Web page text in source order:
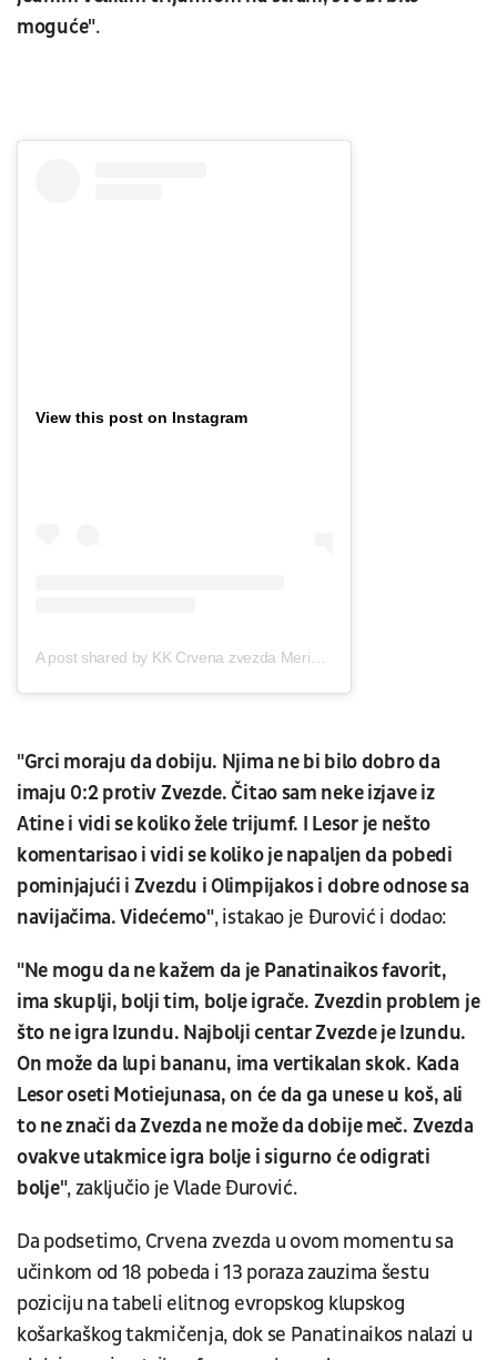
moguće".
View this post on Instagram
"Grci moraju da dobiju. Njima ne bi bilo dobro da
imaju 0:2 protiv Zvezde. Čitao sam neke izjave iz
Atine i vidi se koliko žele trijumf. I Lesor je nešto
komentarisao i vidi se koliko je napaljen da pobedi
pominjajući i Zvezdu i Olimpijakos i dobre odnose sa
navijačima. Videćemo", istakao je Đurović i dodao:
"Ne mogu da ne kažem da je Panatinaikos favorit,
ima skuplji, bolji tim, bolje igrače. Zvezdin problem je
što ne igra Izundu. Najbolji centar Zvezde je Izundu.
On može da lupi bananu, ima vertikalan skok. Kada
Lesor oseti Motiejunasa, on će da ga unese u koš, ali
to ne znači da Zvezda ne može da dobije meč. Zvezda
ovakve utakmice igra bolje i sigurno će odigrati
bolje", zaključio je Vlade Đurović.
Da podsetimo, Crvena zvezda u ovom momentu sa
učinkom od 18 pobeda i 13 poraza zauzima šestu
poziciju na tabeli elitnog evropskog klupskog
košarkaškog takmičenja, dok se Panatinaikos nalazi u